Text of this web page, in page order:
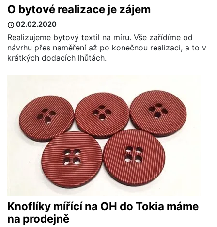
O bytové realizace je zájem
02.02.2020
Realizujeme bytový textil na míru. Vše zařídíme od
návrhu přes naměření až po konečnou realizaci, a to v
krátkých dodacích lhůtách.
Knoflíky mířící na OH do Tokia máme
na prodejně